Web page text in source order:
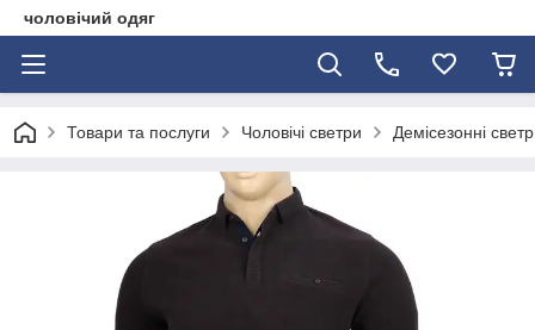
чоловічий одяг
Товари та послуги Чоловічі светри Демісезонні